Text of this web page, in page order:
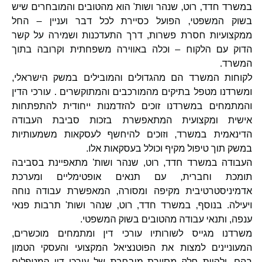
במשרד חדד, רוט, שנהר ושות' הוא מהטובים והמובחרים שיש
בשוק המשפטי, הפועל כסיירת לכל דבר ועניין – החל
ממקצועיות חסרת פשרות, דרך התעדכנות ושמירה על קשר
הדוק עם הלקוח – וכלה באווירה משפחתית וקרובה בתוך
המשרד.
לקוחות המשרד הם מהגדולים והמובילים במשק הישראלי,
ומשרדנו מטפל בתיקים מהמורכבים והמתוקשרים . עורכי הדין
והמתמחים במשרדנו זוכים להזדמנות ייחודית להתפתחות
אישית ומקצועית המתאפשרת בזכות סביבת העבודה
הדינאמית במשרד, וזוכים להיחשף לעסקאות משמעותיות
במשק תוך טיפול מקיף וכולל בעסקאות אלו.
העבודה במשרד חדד, רוט, שנהר ושות' מתאפיינת בסביבה
תומכת וחברית, עם תנאים אופטימליים ומערכת
אדמיניסטרטיבית מקיפה ומסורה, המאפשרת עבודה נוחה
ויעילה. בנוסף, במשרד חדד, רוט, שנהר ושות' תרבות פנאי
ענפה, ותנאי עבודה מהטובים בשוק המשפטי.
משרדנו מגייס לשורותיו עורכי דין ומתמחים מוכשרים,
המעוניינים למצות את הפוטנציאל המקצועי והעסקי הטמון